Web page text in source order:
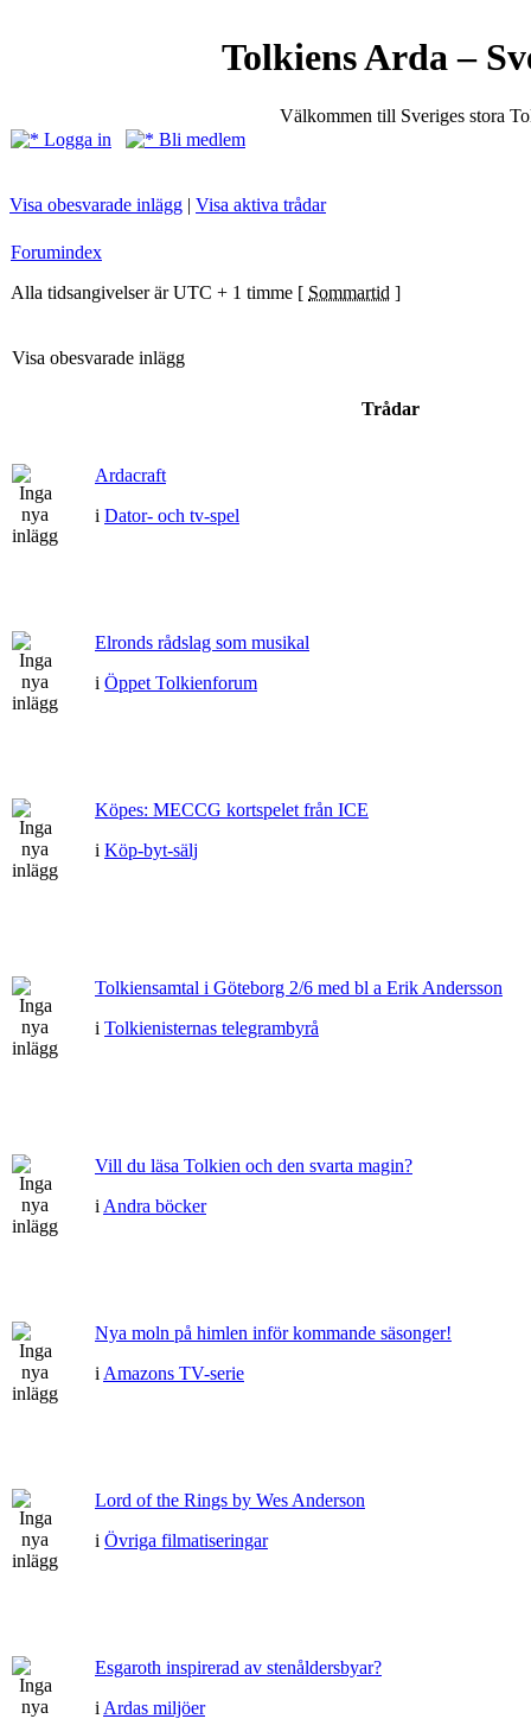
Tolkiens Arda –
Välkommen till Sveriges stora
Logga in
Bli medlem
Visa obesvarade inlägg | Visa aktiva trådar
Forumindex
Alla tidsangivelser är UTC + 1 timme [ Sommartid ]
Visa obesvarade inlägg
Trådar
Ardacraft
i Dator- och tv-spel
Elronds rådslag som musikal
i Öppet Tolkienforum
Köpes: MECCG kortspelet från ICE
i Köp-byt-sälj
Tolkiensamtal i Göteborg 2/6 med bl a Erik Andersson
i Tolkienisternas telegrambyrå
Vill du läsa Tolkien och den svarta magin?
i Andra böcker
Nya moln på himlen inför kommande säsonger!
i Amazons TV-serie
Lord of the Rings by Wes Anderson
i Övriga filmatiseringar
Esgaroth inspirerad av stenåldersbyar?
i Ardas miljöer